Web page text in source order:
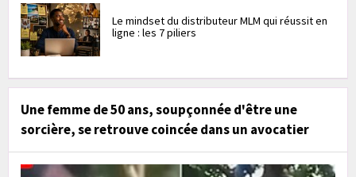
Le mindset du distributeur MLM qui réussit en
ligne : les 7 piliers
Une femme de 50 ans, soupçonnée d'être une
sorcière, se retrouve coincée dans un avocatier